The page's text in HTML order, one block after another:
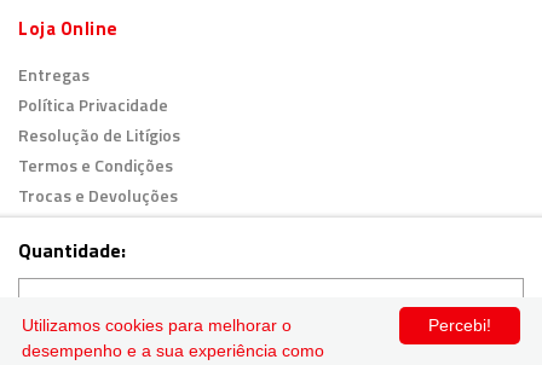
Quantidade:
Loja Online
Entregas
Política Privacidade
Resolução de Litígios
Termos e Condições
Trocas e Devoluções
Livro de Reclamações
© 2026
Pagamento Seguro
Percebi!
Utilizamos cookies para melhorar o
desempenho e a sua experiência como